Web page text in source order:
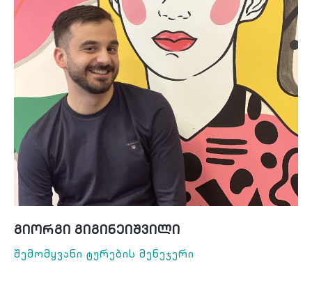
Გიორგი Გიგინეიშვილი
Შემომყვანი Ტურების Მენეჯერი